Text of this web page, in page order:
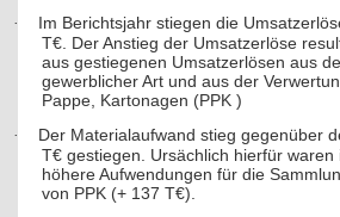
·
Im Berichtsjahr stiegen die
T€. Der Anstieg der Umsatzerlöse
aus gestiegenen Umsatzerlösen aus
gewerblicher Art und aus der
Pappe, Kartonagen (PPK )
·
Der Materialaufwand stieg gegenüber
T€ gestiegen. Ursächlich hierfür waren
höhere Aufwendungen für die
von PPK (+ 137 T€).